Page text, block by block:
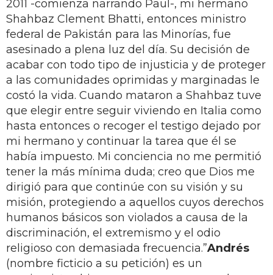
2011 -comienza narrando Paul-, mi hermano
Shahbaz Clement Bhatti, entonces ministro
federal de Pakistán para las Minorías, fue
asesinado a plena luz del día. Su decisión de
acabar con todo tipo de injusticia y de proteger
a las comunidades oprimidas y marginadas le
costó la vida. Cuando mataron a Shahbaz tuve
que elegir entre seguir viviendo en Italia como
hasta entonces o recoger el testigo dejado por
mi hermano y continuar la tarea que él se
había impuesto. Mi conciencia no me permitió
tener la más mínima duda; creo que Dios me
dirigió para que continúe con su visión y su
misión, protegiendo a aquellos cuyos derechos
humanos básicos son violados a causa de la
discriminación, el extremismo y el odio
religioso con demasiada frecuencia.”Andrés
(nombre ficticio a su petición) es un